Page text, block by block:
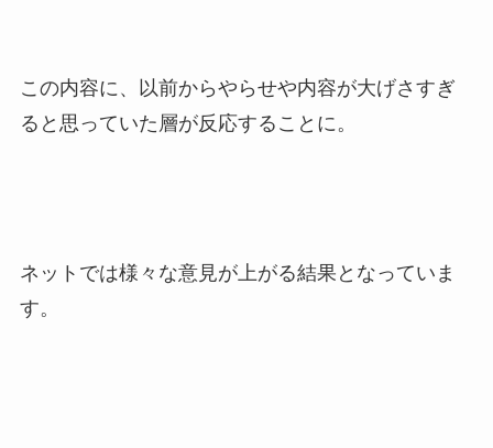
この内容に、以前からやらせや内容が大げさすぎ
ると思っていた層が反応することに。
ネットでは様々な意見が上がる結果となっていま
す。